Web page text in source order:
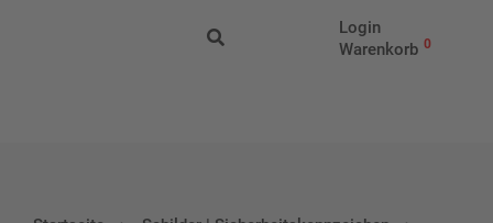
Login
Warenkorb 0
Sicherheitskennzeichnungen
vor Gefahren durch eine Förderanlage am Gleis